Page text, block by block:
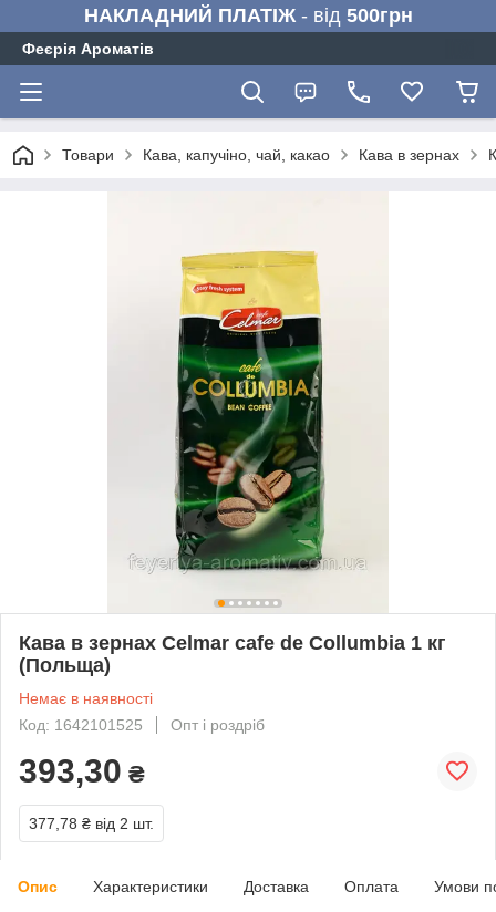
НАКЛАДНИЙ ПЛАТІЖ- від 500грн
Феєрія Ароматів
Товари Кава, капучіно, чай, какао Кава в зернах
Кава в зернах Celmar cafe de Collumbia 1 кг
(Польща)
Немає в наявності
Код: 1642101525
Опт і роздріб
393,30 ₴
377,78 ₴ від 2 шт.
Опис Характеристики Доставка Оплата Умови